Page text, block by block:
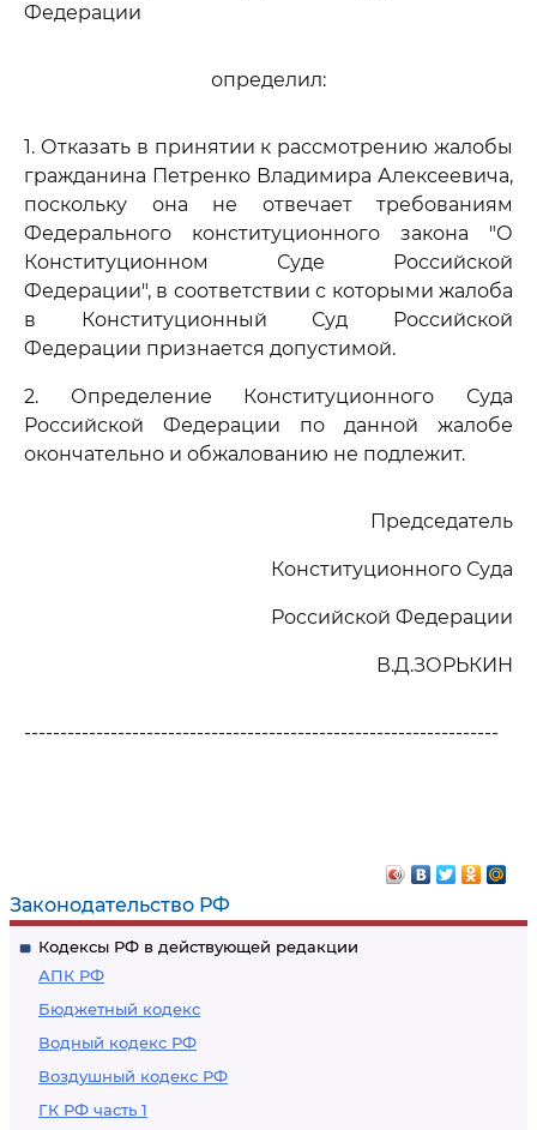
Законодательство РФ
Кодексы РФ в действующей редакции
АПК РФ
Бюджетный кодекс
Водный кодекс РФ
Воздушный кодекс РФ
ГК РФ часть 1
Федерации
определил:
1. Отказать в принятии к рассмотрению жалобы
гражданина Петренко Владимира Алексеевича,
поскольку она не отвечает требованиям
Федерального конституционного закона "О
Конституционном Суде Российской
Федерации", в соответствии с которыми жалоба
в Конституционный Суд Российской
Федерации признается допустимой.
2. Определение Конституционного Суда
Российской Федерации по данной жалобе
окончательно и обжалованию не подлежит.
Председатель
Конституционного Суда
Российской Федерации
В.Д.ЗОРЬКИН
------------------------------------------------------------------